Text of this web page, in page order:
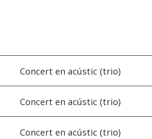
Concert en acústic (trio)
Concert en acústic (trio)
Concert en acústic (trio)